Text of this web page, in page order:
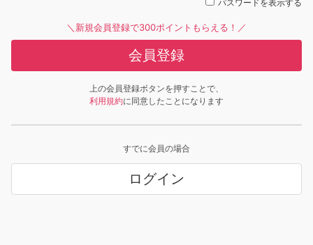
パスワードを表示する
＼新規会員登録で300ポイントもらえる！／
会員登録
上の会員登録ボタンを押すことで、
利用規約に同意したことになります
すでに会員の場合
ログイン